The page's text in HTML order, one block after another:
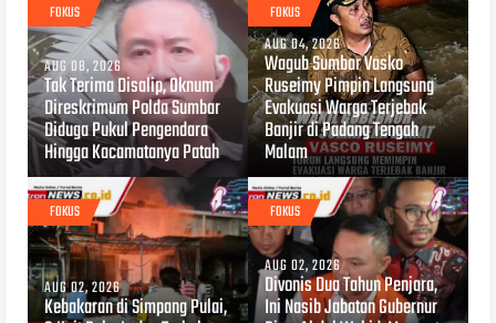
FOKUS
AUG 08, 2026
Tak Terima Disalip, Oknum
Direskrimum Polda Sumbar
Diduga Pukul Pengendara
Hingga Kacamatanya Patah
FOKUS
AUG 04, 2026
Wagub Sumbar Vasko
Ruseimy Pimpin Langsung
Evakuasi Warga Terjebak
Banjir di Padang Tengah
Malam
FOKUS
AUG 02, 2026
Kebakaran di Simpang Pulai,
FOKUS
AUG 02, 2026
Divonis Dua Tahun Penjara,
Ini Nasib Jabatan Gubernur